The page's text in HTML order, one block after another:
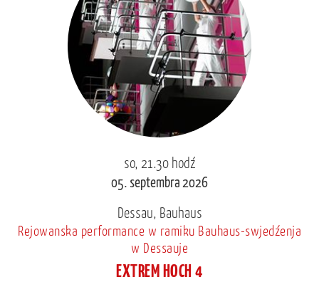
so, 21.30 hodź
05. septembra 2026
Dessau, Bauhaus
Rejowanska performance w ramiku Bauhaus-swjedźenja
w Dessauje
EXTREM HOCH 4